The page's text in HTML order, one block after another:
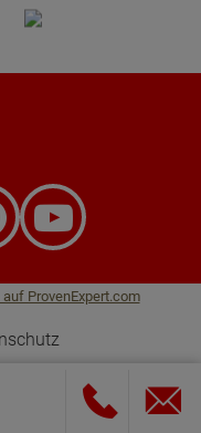
ProvenExpert.com